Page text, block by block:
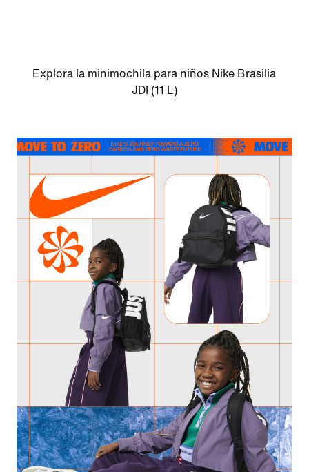
Explora la minimochila para niños Nike Brasilia
JDI (11 L)